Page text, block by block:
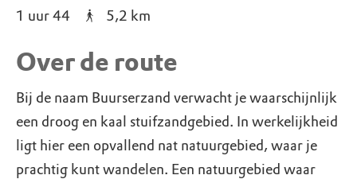
1 uur 44 5,2 km
Over de route
Bij de naam Buurserzand verwacht je waarschijnlijk
een droog en kaal stuifzandgebied. In werkelijkheid
ligt hier een opvallend nat natuurgebied, waar je
prachtig kunt wandelen. Een natuurgebied waar